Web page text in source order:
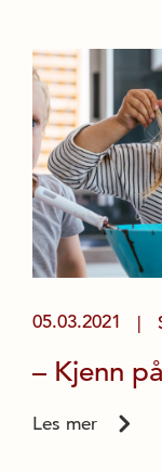
05.03.2021 |
– Kjenn
Les mer